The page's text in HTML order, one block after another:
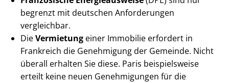
begrenzt mit deutschen Anforderungen
vergleichbar.
DieVermietung einer Immobilie erfordert in
Frankreich die Genehmigung der Gemeinde. Nicht
überall erhalten Sie diese. Paris beispielsweise
erteilt keine neuen Genehmigungen für die